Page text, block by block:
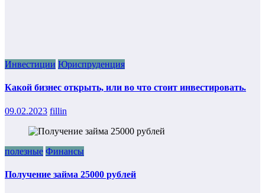
Инвестиции Юриспруденция
Какой бизнес открыть, или во что стоит инвестировать.
09.02.2023 fillin
полезные Финансы
Получение займа 25000 рублей